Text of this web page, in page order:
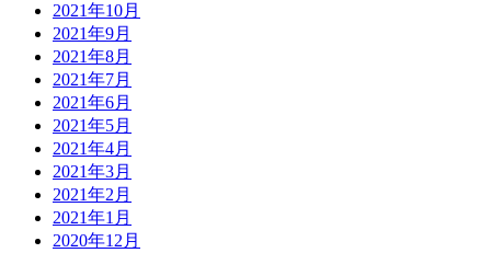
2021年10月
2021年9月
2021年8月
2021年7月
2021年6月
2021年5月
2021年4月
2021年3月
2021年2月
2021年1月
2020年12月